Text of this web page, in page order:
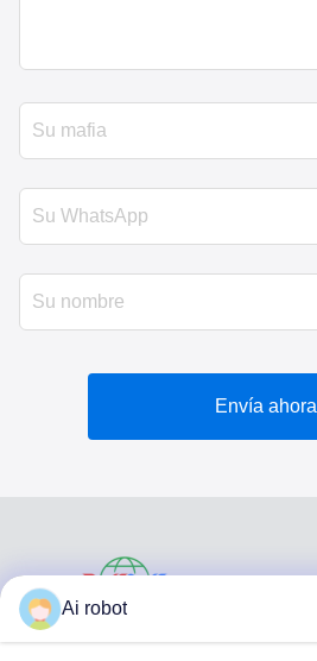
Envía ahora
VIVI DENTAI
Ai robot